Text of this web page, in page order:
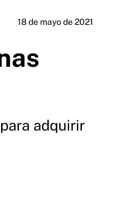
18 de mayo de 2021
adquirir